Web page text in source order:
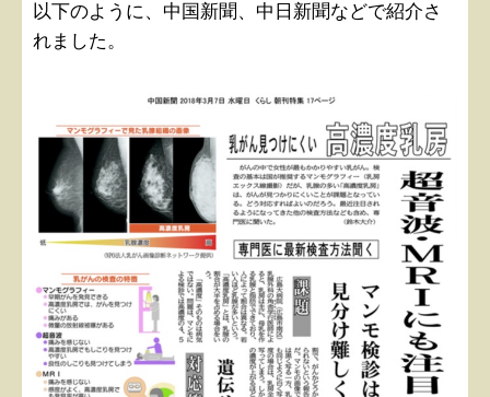
以下のように、中国新聞、中日新聞などで紹介さ
れました。